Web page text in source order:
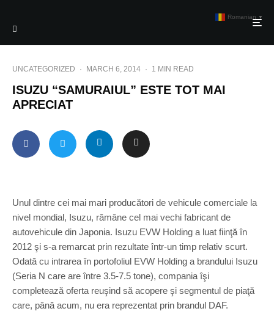
UNCATEGORIZED · MARCH 6, 2014 · 1 MIN READ
ISUZU “SAMURAIUL” ESTE TOT MAI
APRECIAT
Unul dintre cei mai mari producători de vehicule comerciale la
nivel mondial, Isuzu, rămâne cel mai vechi fabricant de
autovehicule din Japonia. Isuzu EVW Holding a luat fiinţă în
2012 şi s-a remarcat prin rezultate într-un timp relativ scurt.
Odată cu intrarea în portofoliul EVW Holding a brandului Isuzu
(Seria N care are între 3.5-7.5 tone), compania îşi
completează oferta reuşind să acopere şi segmentul de piaţă
care, până acum, nu era reprezentat prin brandul DAF.
Romanian ▼